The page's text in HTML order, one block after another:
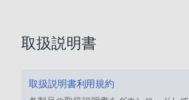
取扱説明書
取扱説明書利用規約